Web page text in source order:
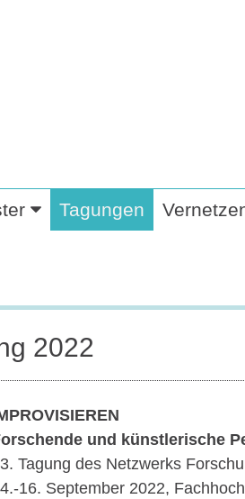
Tagungen
2022
und künstlerische
Tagung des Netzwerks
16. September 2022,